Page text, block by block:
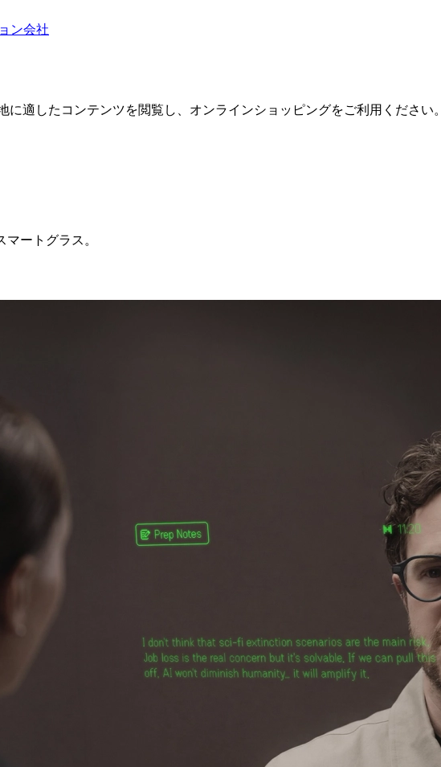
ン会社
適したコンテンツを閲覧し、オンラインショッピングをご利用ください。
ートグラス。